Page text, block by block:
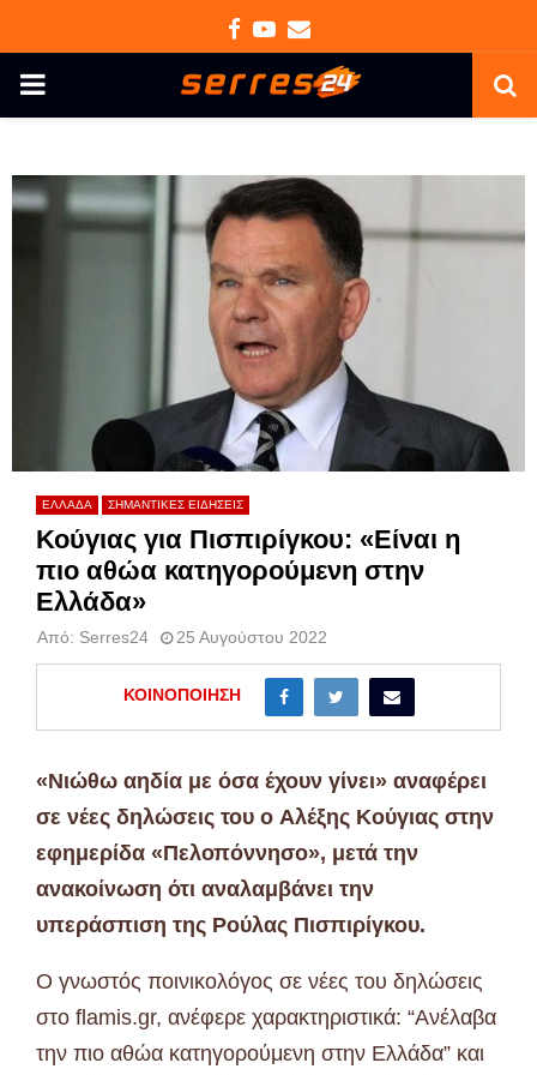
Facebook
Youtube
Email
PRIMARY
ΕΛΛΑΔΑ ΣΗΜΑΝΤΙΚΕΣ ΕΙΔΗΣΕΙΣ
Κούγιας για Πισπιρίγκου: «Είναι η
πιο αθώα κατηγορούμενη στην
Ελλάδα»
Από: Serres24 25 Αυγούστου 2022
ΚΟΙΝΟΠΟΊΗΣΗ
«Νιώθω αηδία με όσα έχουν γίνει» αναφέρει
σε νέες δηλώσεις του ο Αλέξης Κούγιας στην
εφημερίδα «Πελοπόννησο», μετά την
ανακοίνωση ότι αναλαμβάνει την
υπεράσπιση της Ρούλας Πισπιρίγκου.
Ο γνωστός ποινικολόγος σε νέες του δηλώσεις
στο flamis.gr, ανέφερε χαρακτηριστικά: “Ανέλαβα
την πιο αθώα κατηγορούμενη στην Ελλάδα” και